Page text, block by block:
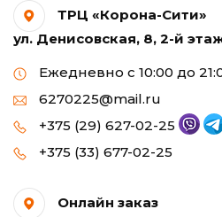
ТРЦ «Корона-Сити»
ул. Денисовская, 8, 2-й
Ежедневно с 10:00 до
6270225@mail.ru
+375 (29) 627-02-25
+375 (33) 677-02-25
Онлайн заказ